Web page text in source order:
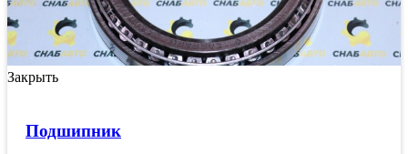
Закрыть
Подшипник